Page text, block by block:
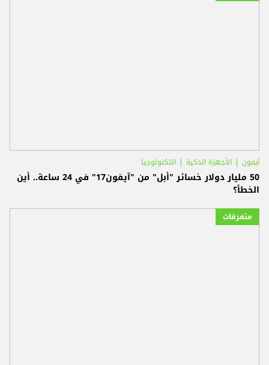
آيفون الأجهزة الذكية التكنولوجيا
50 مليار دولار خسائر "أبل" من "آيفون17" في 24 ساعة.. أين
الخطأ؟
متفرقات